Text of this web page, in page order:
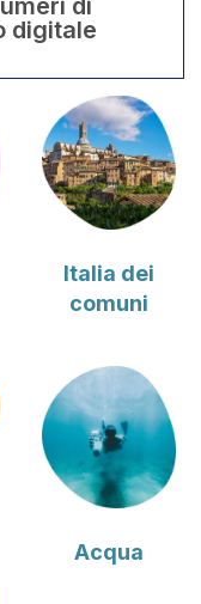
di
digitale
Italia dei
comuni
Acqua